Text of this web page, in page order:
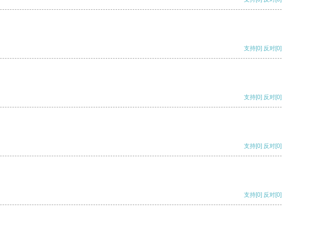
支持[0] 反对[0]
支持[0] 反对[0]
支持[0] 反对[0]
支持[0] 反对[0]